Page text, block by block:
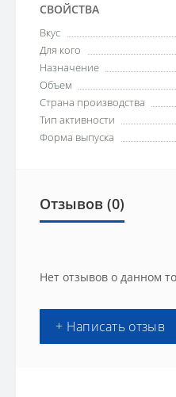
СВОЙСТВА
Вкус
Для кого
Назначение
Объем
Страна производства
Тип активности
Форма выпуска
Отзывов (0)
Нет отзывов о данном
+ Написать отзыв